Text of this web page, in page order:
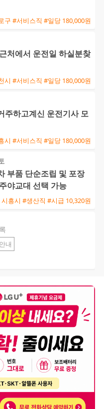
구 #서비스직 #일당 180,000원
처에서 운전일 하실분찾
시 #서비스직 #일당 180,000원
주하고계신 운전기사 모
시 #서비스직 #일당 180,000원
부품 단순조립 및 포장
야교대 선택 가능
흥시 #생산직 #시급 10,320원
내